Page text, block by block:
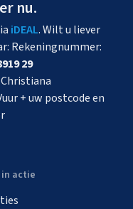
nu.
iDEAL. Wilt u liever
Rekeningnummer:
29
+ uw postcode en
in actie